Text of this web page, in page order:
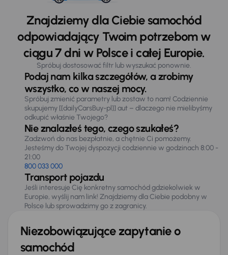
Znajdziemy dla Ciebie samochód
odpowiadający Twoim potrzebom w
ciągu 7 dni w Polsce i całej Europie.
Spróbuj dostosować filtr lub wyszukać ponownie.
Podaj nam kilka szczegółów, a zrobimy
wszystko, co w naszej mocy.
Spróbuj zmienić parametry lub zostaw to nam! Codziennie
skupujemy [[dailyCarsBuy-pl]] aut – dlaczego nie mielibyśmy
odkupić właśnie Twojego?
Nie znalazłeś tego, czego szukałeś?
Zadzwoń do nas bezpłatnie, a chętnie Ci pomożemy.
Jesteśmy do Twojej dyspozycji codziennie w godzinach 8:00 -
21:00
800 033 000
Transport pojazdu
Jeśli interesuje Cię konkretny samochód gdziekolwiek w
Europie, wyślij nam link! Znajdziemy dla Ciebie podobny w
Polsce lub sprowadzimy go z zagranicy.
Niezobowiązujące zapytanie o
samochód